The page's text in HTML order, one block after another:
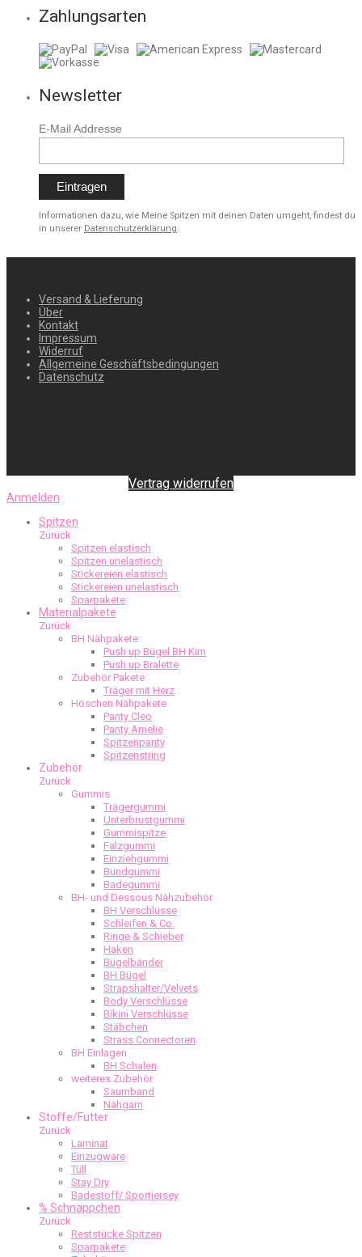
Zahlungsarten
Newsletter
E-Mail Addresse
Informationen dazu, wie Meine Spitzen mit deinen Daten umgeht, findest du
in unserer Datenschutzerklärung.
Versand & Lieferung
Über
Kontakt
Impressum
Widerruf
Allgemeine Geschäftsbedingungen
Datenschutz
Vertrag widerrufen
Anmelden
Spitzen
Zurück
Spitzen elastisch
Spitzen unelastisch
Stickereien elastisch
Stickereien unelastisch
Sparpakete
Materialpakete
Zurück
BH Nähpakete
Push up Bügel BH Kim
Push up Bralette
Zubehör Pakete
Träger mit Herz
Höschen Nähpakete
Panty Cleo
Panty Amelie
Spitzenpanty
Spitzenstring
Zubehör
Zurück
Gummis
Trägergummi
Unterbrustgummi
Gummispitze
Falzgummi
Einziehgummi
Bundgummi
Badegummi
BH- und Dessous Nähzubehör
BH Verschlüsse
Schleifen & Co.
Ringe & Schieber
Haken
Bügelbänder
BH Bügel
Strapshalter/Velvets
Body Verschlüsse
Bikini Verschlüsse
Stäbchen
Strass Connectoren
BH Einlagen
BH Schalen
weiteres Zubehör
Saumband
Nähgarn
Stoffe/Futter
Zurück
Laminat
Einzugware
Tüll
Stay Dry
Badestoff/ Sportjersey
% Schnäppchen
Zurück
Reststücke Spitzen
Sparpakete